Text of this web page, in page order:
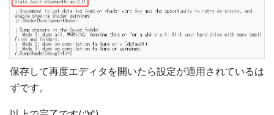
保存して再度エディタを開いたら設定が適用されているは
ずです。